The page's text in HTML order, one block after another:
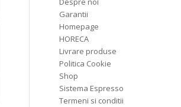
Garantii
Homepage
HORECA
Livrare produse
Politica Cookie
Shop
Sistema Espresso
Termeni si conditii